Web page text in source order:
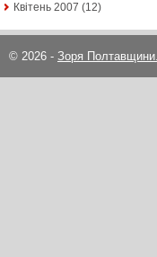
Квітень 2007 (12)
© 2026 - Зоря Полтавщини.